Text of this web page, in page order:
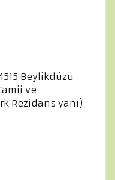
Beylikdüzü
ve
Rezidans yanı)